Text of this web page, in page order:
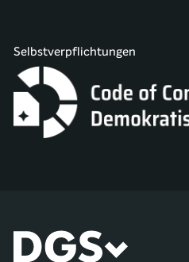
Selbstverpflichtungen